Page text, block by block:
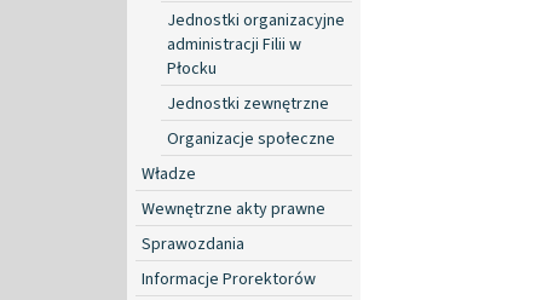
Jednostki organizacyjne
administracji Filii w
Płocku
Jednostki zewnętrzne
Organizacje społeczne
Władze
Wewnętrzne akty prawne
Sprawozdania
Informacje Prorektorów